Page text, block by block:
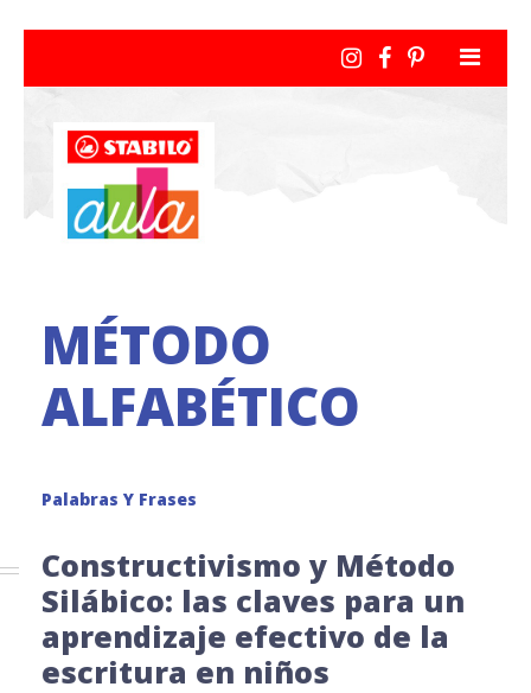
MÉTODO
ALFABÉTICO
Palabras Y Frases
Constructivismo y Método
Silábico: las claves para un
aprendizaje efectivo de la
escritura en niños